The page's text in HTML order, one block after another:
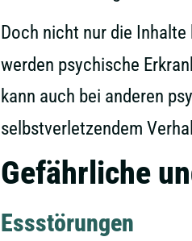
Doch nicht nur die
werden psychische
kann auch bei anderen
selbstverletzendem
Gefährliche
Essstörungen